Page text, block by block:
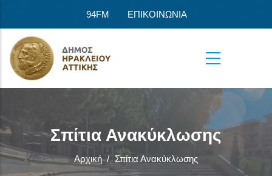
94FM ΕΠΙΚΟΙΝΩΝΙΑ
Σπίτια Ανακύκλωσης
Αρχική / Σπίτια Ανακύκλωσης